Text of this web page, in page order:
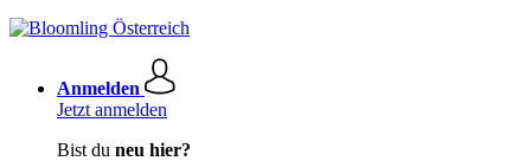
Anmelden
Jetzt anmelden
Bist du neu hier?